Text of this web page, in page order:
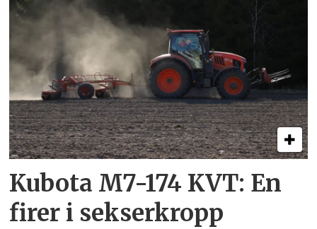
Kubota M7-174 KVT: En
firer i sekserkropp